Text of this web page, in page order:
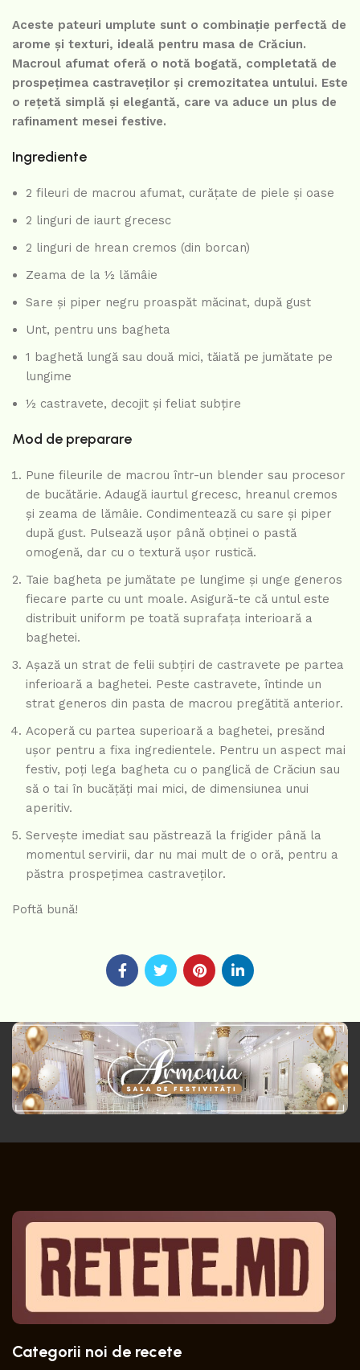
Aceste pateuri umplute sunt o combinație perfectă de
arome și texturi, ideală pentru masa de Crăciun.
Macroul afumat oferă o notă bogată, completată de
prospețimea castraveților și cremozitatea untului. Este
o rețetă simplă și elegantă, care va aduce un plus de
rafinament mesei festive.
Ingrediente
2 fileuri de macrou afumat, curățate de piele și oase
2 linguri de iaurt grecesc
2 linguri de hrean cremos (din borcan)
Zeama de la ½ lămâie
Sare și piper negru proaspăt măcinat, după gust
Unt, pentru uns bagheta
1 baghetă lungă sau două mici, tăiată pe jumătate pe
lungime
½ castravete, decojit și feliat subțire
Mod de preparare
Pune fileurile de macrou într-un blender sau procesor
de bucătărie. Adaugă iaurtul grecesc, hreanul cremos
și zeama de lămâie. Condimentează cu sare și piper
după gust. Pulsează ușor până obținei o pastă
omogenă, dar cu o textură ușor rustică.
Taie bagheta pe jumătate pe lungime și unge generos
fiecare parte cu unt moale. Asigură-te că untul este
distribuit uniform pe toată suprafața interioară a
baghetei.
Așază un strat de felii subțiri de castravete pe partea
inferioară a baghetei. Peste castravete, întinde un
strat generos din pasta de macrou pregătită anterior.
Acoperă cu partea superioară a baghetei, presănd
ușor pentru a fixa ingredientele. Pentru un aspect mai
festiv, poți lega bagheta cu o panglică de Crăciun sau
să o tai în bucățăți mai mici, de dimensiunea unui
aperitiv.
Servește imediat sau păstrează la frigider până la
momentul servirii, dar nu mai mult de o oră, pentru a
păstra prospețimea castraveților.
Poftă bună!
Categorii noi de recete